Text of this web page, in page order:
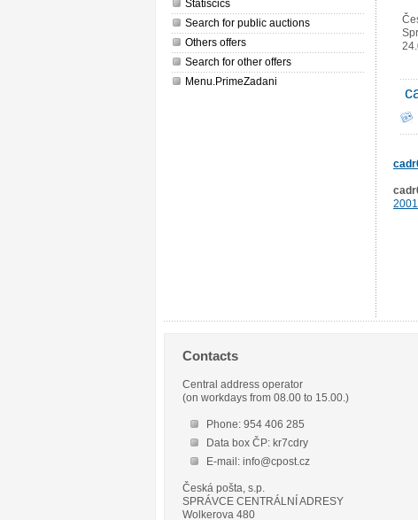
Statiscics
Search for public auctions
Others offers
Search for other offers
Menu.PrimeZadani
2001
Contacts
Central address operator
(on workdays from 08.00 to 15.00.)
Phone: 954 406 285
Data box ČP: kr7cdry
E-mail: info@cpost.cz
Česká pošta, s.p.
SPRÁVCE CENTRÁLNÍ ADRESY
Wolkerova 480